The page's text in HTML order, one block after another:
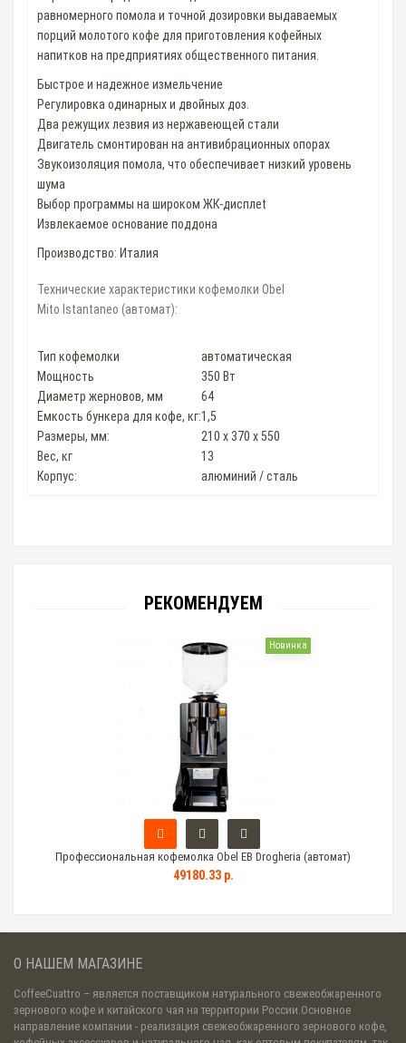
равномерного помола и точной дозировки выдаваемых
порций молотого кофе для приготовления кофейных
напитков на предприятиях общественного питания.
Быстрое и надежное измельчение
Регулировка одинарных и двойных доз.
Два режущих лезвия из нержавеющей стали
Двигатель смонтирован на антивибрационных опорах
Звукоизоляция помола, что обеспечивает низкий уровень
шума
Выбор программы на широком ЖК-дисплеt
Извлекаемое основание поддона
Производство: Италия
Технические характеристики кофемолки Obel
Mito Istantaneo (автомат):
Тип кофемолки
автоматическая
Мощность
350 Вт
Диаметр жерновов, мм
64
Емкость бункера для кофе, кг:1,5
Размеры, мм:
210 x 370 x 550
Вес, кг
13
Корпус:
алюминий / сталь
РЕКОМЕНДУЕМ
Новинка
Профессиональная кофемолка Obel EB Drogheria (автомат)
49180.33 р.
О НАШЕМ МАГАЗИНЕ
CoffeeCuattro – является поставщиком натурального свежеобжаренного
зернового кофе и китайского чая на территории России.Основное
направление компании - реализация свежеобжаренного зернового кофе,